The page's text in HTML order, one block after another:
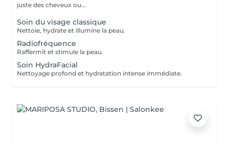
juste des cheveux ou...
Soin du visage classique
Nettoie, hydrate et illumine la peau.
Radiofréquence
Raffermit et stimule la peau.
Soin HydraFacial
Nettoyage profond et hydratation intense immédiate.